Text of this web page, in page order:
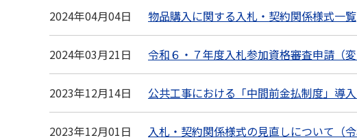
2024年04月04日 物品購入に関する入札・契約関係様式一覧
2024年03月21日 令和６・７年度入札参加資格審査申請（
2023年12月14日 公共工事における「中間前金払制度」導
2023年12月01日 入札・契約関係様式の見直しについて（令